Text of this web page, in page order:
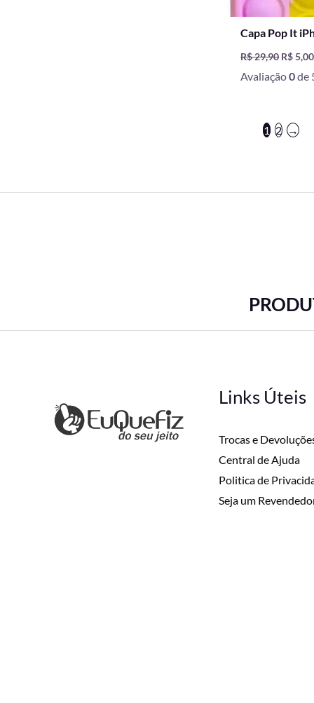
Capa Pop It
R$29,90 R$5,00
Avaliação0de
1 2 →
Links Úteis
Trocas e
Central de Ajuda
Politica de
Seja um